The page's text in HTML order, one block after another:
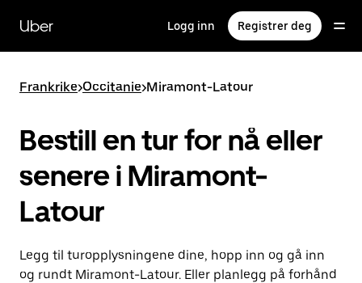
hovedinnholdet
Uber Logg inn Registrer deg
Frankrike>Occitanie>Miramont-Latour
Bestill en tur for nå eller
senere i Miramont-
Latour
Legg til turopplysningene dine, hopp inn og gå inn
og rundt Miramont-Latour. Eller planlegg på forhånd